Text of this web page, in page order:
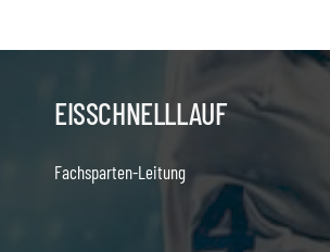
EISSCHNELLLAUF
Fachsparten-Leitung